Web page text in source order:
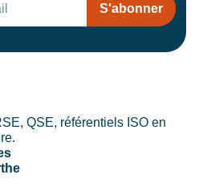
S'abonner
QSE, référentiels ISO en